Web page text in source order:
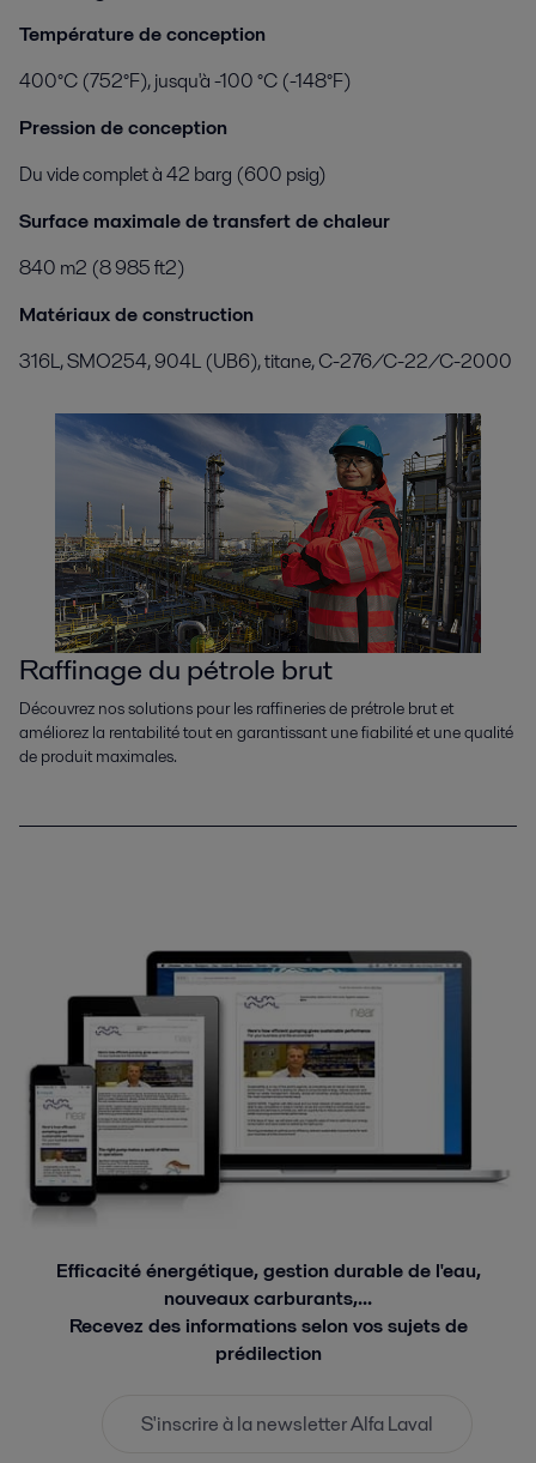
Température de conception
400°C (752°F), jusqu'à -100 °C (-148°F)
Pression de conception
Du vide complet à 42 barg (600 psig)
Surface maximale de transfert de chaleur
840 m2 (8 985 ft2)
Matériaux de construction
316L, SMO254, 904L (UB6), titane, C-276/C-22/C-2000
Raffinage du pétrole brut
Découvrez nos solutions pour les raffineries de prétrole brut et
améliorez la rentabilité tout en garantissant une fiabilité et une qualité
de produit maximales.
Efficacité énergétique, gestion durable de l'eau,
nouveaux carburants,...
Recevez des informations selon vos sujets de
prédilection
S'inscrire à la newsletter Alfa Laval